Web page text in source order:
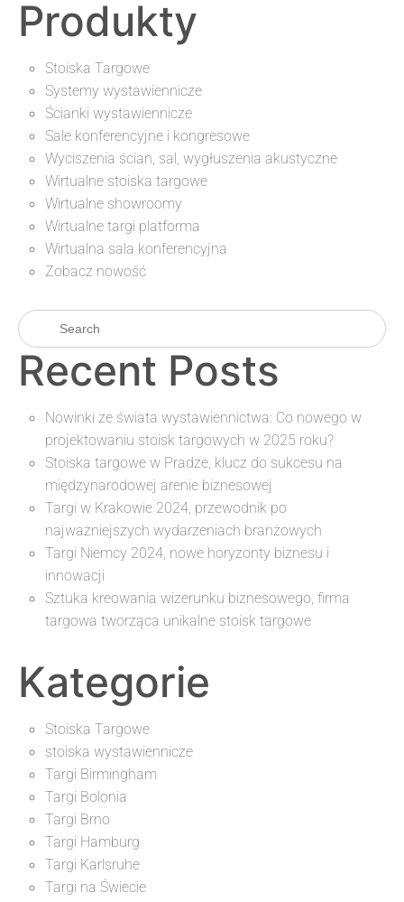
Produkty
Stoiska Targowe
Systemy wystawiennicze
Ścianki wystawiennicze
Sale konferencyjne i kongresowe
Wyciszenia ścian, sal, wygłuszenia akustyczne
Wirtualne stoiska targowe
Wirtualne showroomy
Wirtualne targi platforma
Wirtualna sala konferencyjna
Zobacz nowość
Recent Posts
Nowinki ze świata wystawiennictwa: Co nowego w
projektowaniu stoisk targowych w 2025 roku?
Stoiska targowe w Pradze, klucz do sukcesu na
międzynarodowej arenie biznesowej
Targi w Krakowie 2024, przewodnik po
najważniejszych wydarzeniach branżowych
Targi Niemcy 2024, nowe horyzonty biznesu i
innowacji
Sztuka kreowania wizerunku biznesowego, firma
targowa tworząca unikalne stoisk targowe
Kategorie
Stoiska Targowe
stoiska wystawiennicze
Targi Birmingham
Targi Bolonia
Targi Brno
Targi Hamburg
Targi Karlsruhe
Targi na Świecie